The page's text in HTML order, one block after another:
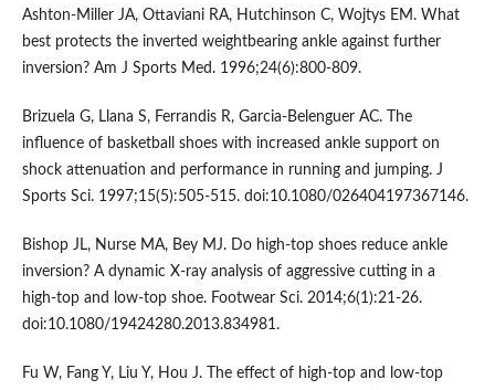
Ashton-Miller JA, Ottaviani RA, Hutchinson C, Wojtys EM. What
best protects the inverted weightbearing ankle against further
inversion? Am J Sports Med. 1996;24(6):800-809.
Brizuela G, Llana S, Ferrandis R, Garcia-Belenguer AC. The
influence of basketball shoes with increased ankle support on
shock attenuation and performance in running and jumping. J
Sports Sci. 1997;15(5):505-515. doi:10.1080/026404197367146.
Bishop JL, Nurse MA, Bey MJ. Do high-top shoes reduce ankle
inversion? A dynamic X-ray analysis of aggressive cutting in a
high-top and low-top shoe. Footwear Sci. 2014;6(1):21-26.
doi:10.1080/19424280.2013.834981.
Fu W, Fang Y, Liu Y, Hou J. The effect of high-top and low-top